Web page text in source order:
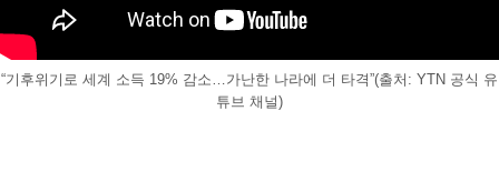
“기후위기로 세계 소득 19% 감소…가난한 나라에 더 타격”(출처: YTN 공식 유
튜브 채널)